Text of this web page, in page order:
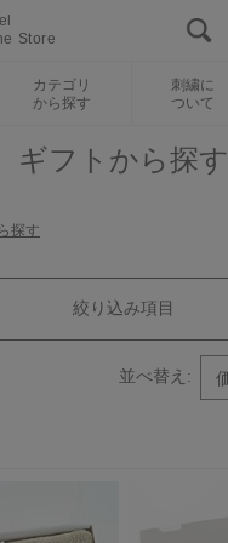
Store
カテゴリ
から探す
刺繍に
ついて
す
ギフトから探す
絞り込み項目
探す